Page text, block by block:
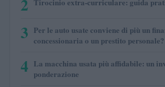
2
3 Per le auto usate conviene di più un
concessionaria o un prestito personale?
4 La macchina usata più affidabile: un
ponderazione